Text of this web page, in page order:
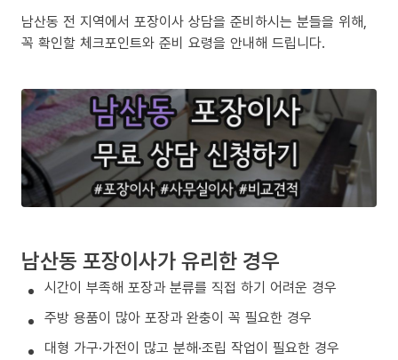
남산동 전 지역에서 포장이사 상담을 준비하시는 분들을 위해,
꼭 확인할 체크포인트와 준비 요령을 안내해 드립니다.
남산동 포장이사가 유리한 경우
시간이 부족해 포장과 분류를 직접 하기 어려운 경우
주방 용품이 많아 포장과 완충이 꼭 필요한 경우
대형 가구·가전이 많고 분해·조립 작업이 필요한 경우